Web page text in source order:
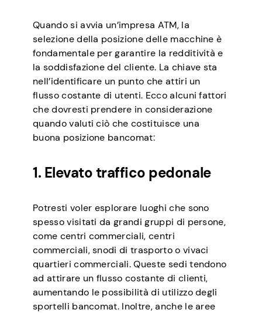
Quando si avvia un’impresa ATM, la
selezione della posizione delle macchine è
fondamentale per garantire la redditività e
la soddisfazione del cliente. La chiave sta
nell’identificare un punto che attiri un
flusso costante di utenti. Ecco alcuni fattori
che dovresti prendere in considerazione
quando valuti ciò che costituisce una
buona posizione bancomat:
1. Elevato traffico pedonale
Potresti voler esplorare luoghi che sono
spesso visitati da grandi gruppi di persone,
come centri commerciali, centri
commerciali, snodi di trasporto o vivaci
quartieri commerciali. Queste sedi tendono
ad attirare un flusso costante di clienti,
aumentando le possibilità di utilizzo degli
sportelli bancomat. Inoltre, anche le aree